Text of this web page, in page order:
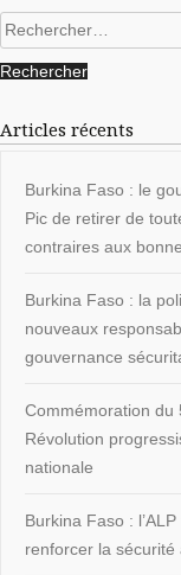
Rechercher :
Articles récents
Burkina Faso : le
Pic de retirer de
contraires aux
Burkina Faso : la
nouveaux
gouvernance
Commémoration du
Révolution
nationale
Burkina Faso :
renforcer la sécurité